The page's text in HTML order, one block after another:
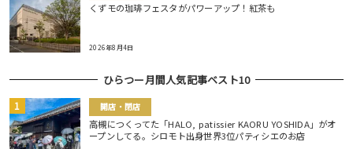
くずモの珈琲フェスタがパワーアップ！紅茶も
2026年8月4日
ひらつー月間人気記事ベスト10
開店・閉店
高槻につくってた「HALO, patissier KAORU YOSHIDA」がオ
ープンしてる。シロモト出身世界3位パティシエのお店